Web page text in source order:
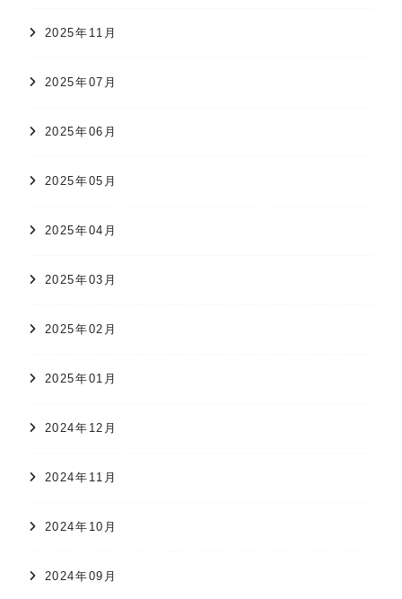
2025年11月
2025年07月
2025年06月
2025年05月
2025年04月
2025年03月
2025年02月
2025年01月
2024年12月
2024年11月
2024年10月
2024年09月